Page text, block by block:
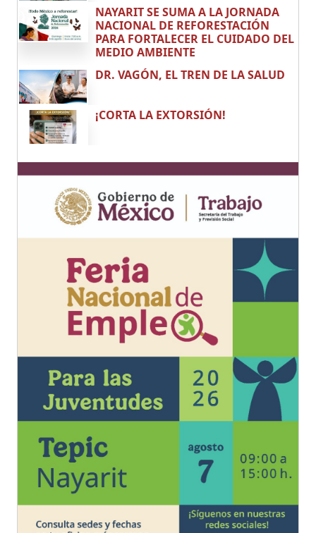
NAYARIT SE SUMA A LA JORNADA
NACIONAL DE REFORESTACIÓN
PARA FORTALECER EL CUIDADO DEL
MEDIO AMBIENTE
DR. VAGÓN, EL TREN DE LA SALUD
¡CORTA LA EXTORSIÓN!